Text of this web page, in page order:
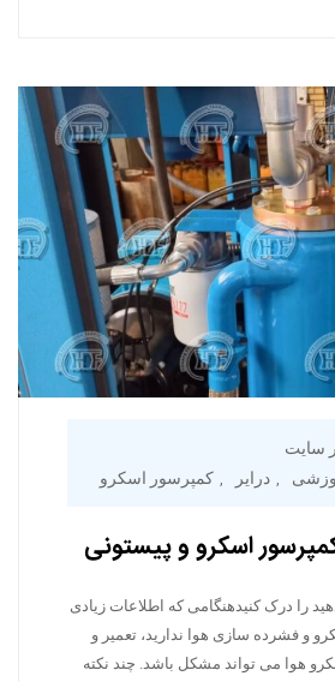
سایت
, درایر , کمپرسور اسکرو
اسکرو و پیستونی
دهید را درک کنیدهنگامی که اطلاعات زیادی
و فشرده سازی هوا ندارید، تعمیر و
هوا می تواند مشکل باشد. چند نکته